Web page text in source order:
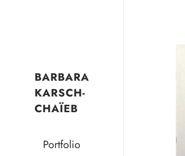
BARBARA
KARSCH-
CHAÏEB
Portfolio